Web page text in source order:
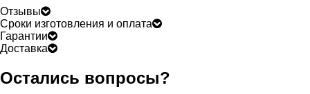
Отзывы
Сроки изготовления и оплата
Гарантии
Доставка
Остались вопросы?